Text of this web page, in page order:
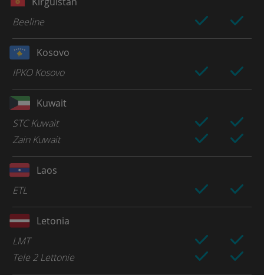
Beeline
Kosovo
IPKO Kosovo
Kuwait
STC Kuwait
Zain Kuwait
Laos
ETL
Letonia
LMT
Tele 2 Lettonie